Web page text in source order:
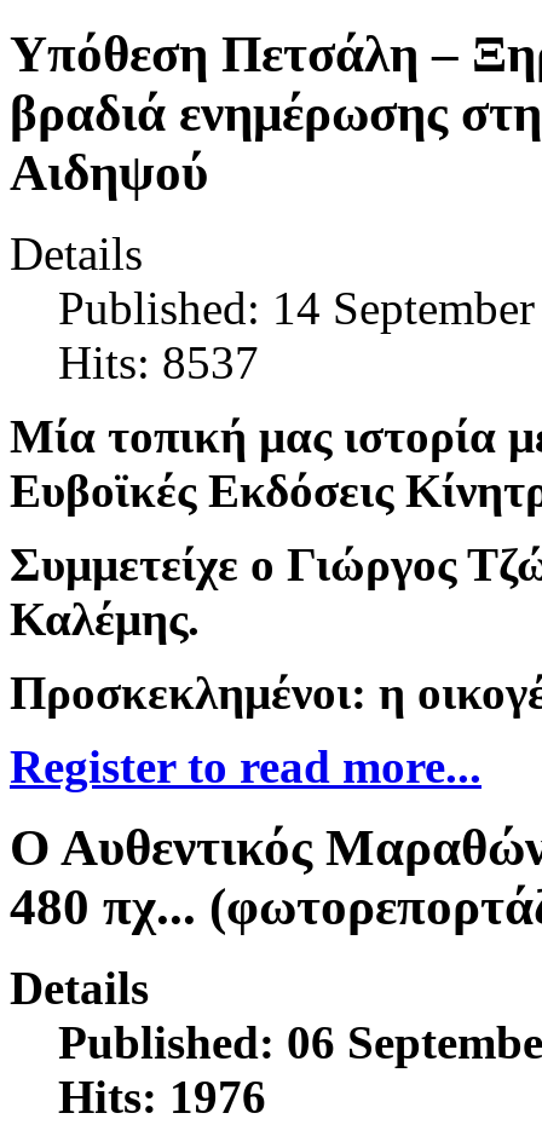
Υπόθεση Πετσάλη –
βραδιά ενημέρωσης
Αιδηψού
Details
Published: 14
Hits: 8537
Μία τοπική μας ιστορία
Ευβοϊκές Εκδόσεις
Συμμετείχε ο Γιώργος
Καλέμης.
Προσκεκλημένοι: η
Register to read more...
Ο Αυθεντικός
480 πχ...
Details
Published: 06
Hits: 1976